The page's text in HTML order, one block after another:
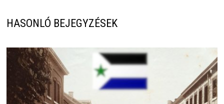
HASONLÓ BEJEGYZÉSEK